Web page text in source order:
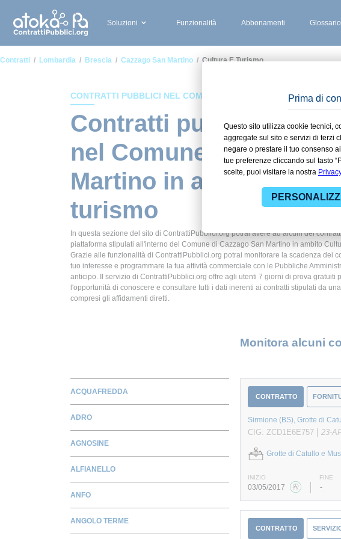
Soluzioni Funzionalità Abbonamenti Glossario
Contratti Lombardia Brescia Cazzago San Martino Cultura E Turismo
CONTRATTI PUBBLICI NEL COMUNE DI CAZZAGO SAN MARTINO
Contratti pubblici
nel Comune di
Martino in ambito
turismo
In questa sezione del sito di ContrattiPubblici.org potrai avere ad alcuni dei
piattaforma stipulati all'interno del Comune di Cazzago San Martino in ambito
Grazie alle funzionalità di ContrattiPubblici.org potrai monitorare la scadenza dei
tuo interesse e programmare la tua attività commerciale con le Pubbliche
anticipo. Il servizio di ContrattiPubblici.org offre agli utenti 7 giorni di prova gratuiti
l'opportunità di conoscere e consultare tutti i dati inerenti ai contratti stipulati da una
compresi gli affidamenti diretti.
Monitora alcuni
ACQUAFREDDA
ADRO
AGNOSINE
ALFIANELLO
ANFO
ANGOLO TERME
CONTRATTO
Sirmione (BS), Grotte di
CIG: ZCD1E6E757 | 23-
Grotte di Catullo e
INIZIO FINE
03/05/2017 -
CONTRATTO